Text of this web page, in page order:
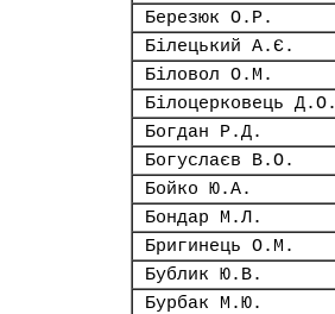
Березюк О.Р.
Білецький А.Є.
Біловол О.М.
Білоцерковець Д.О.
Богдан Р.Д.
Богуслаєв В.О.
Бойко Ю.А.
Бондар М.Л.
Бригинець О.М.
Бублик Ю.В.
Бурбак М.Ю.